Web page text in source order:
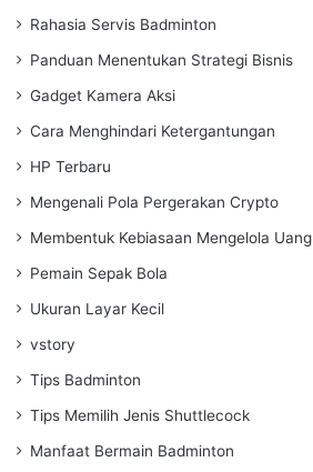
Rahasia Servis Badminton
Panduan Menentukan Strategi Bisnis
Gadget Kamera Aksi
Cara Menghindari Ketergantungan
HP Terbaru
Mengenali Pola Pergerakan Crypto
Membentuk Kebiasaan Mengelola Uang
Pemain Sepak Bola
Ukuran Layar Kecil
vstory
Tips Badminton
Tips Memilih Jenis Shuttlecock
Manfaat Bermain Badminton